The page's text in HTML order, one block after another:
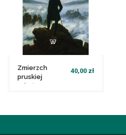
Zmierzch
pruskiej
szkoły....
40,00 zł
file_download Dodaj do koszyka